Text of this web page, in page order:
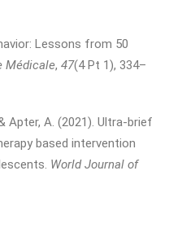
Lessons from 50
Médicale, 47(4 Pt 1), 334–
Apter, A. (2021). Ultra-brief
based intervention
World Journal of